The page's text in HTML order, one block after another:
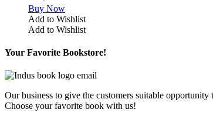
Buy Now
Add to Wishlist
Add to Wishlist
Your Favorite Bookstore!
Our business to give the customers suitable
Choose your favorite book with us!